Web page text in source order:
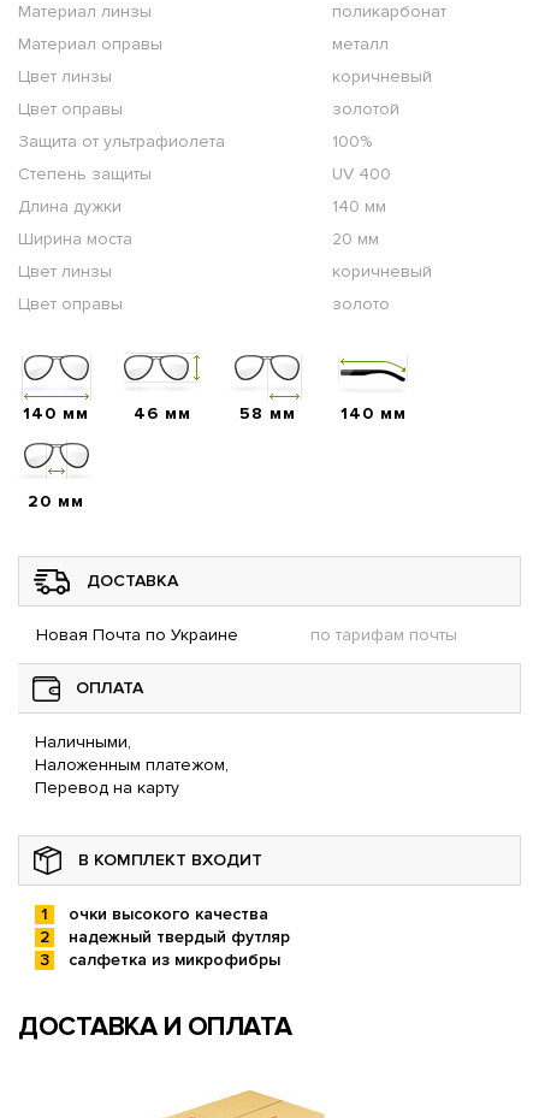
Материал линзы
поликарбонат
Материал оправы
металл
Цвет линзы
коричневый
Цвет оправы
золотой
Защита от ультрафиолета
100%
Степень защиты
UV 400
Длина дужки
140 мм
Ширина моста
20 мм
Цвет линзы
коричневый
Цвет оправы
золото
140 мм 46 мм 58 мм 140 мм
20 мм
ДОСТАВКА
Новая Почта по Украине по тарифам почты
ОПЛАТА
Наличными,
Наложенным платежом,
Перевод на карту
В КОМПЛЕКТ ВХОДИТ
очки высокого качества
надежный твердый футляр
салфетка из микрофибры
ДОСТАВКА И ОПЛАТА